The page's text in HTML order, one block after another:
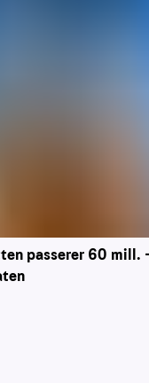
passerer 60 mill.